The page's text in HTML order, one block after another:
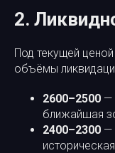
2.
Под текущей
объёмы
2600–2500 —
ближайшая
2400–2300 —